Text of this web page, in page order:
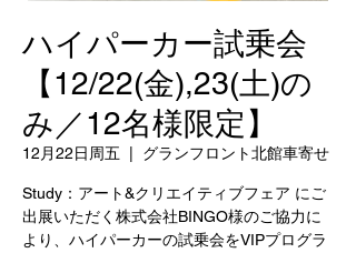
ハイパーカー試乗会
【12/22(金),23(土)の
み／12名様限定】
12月22日周五 グランフロント北館車寄せ
Study：アート&クリエイティブフェア にご
出展いただく株式会社BINGO様のご協力に
より、ハイパーカーの試乗会をVIPプログラ